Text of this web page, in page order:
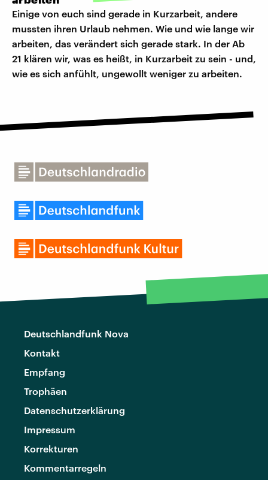
Einige von euch sind gerade in Kurzarbeit, andere
mussten ihren Urlaub nehmen. Wie und wie lange wir
arbeiten, das verändert sich gerade stark. In der Ab
21 klären wir, was es heißt, in Kurzarbeit zu sein - und,
wie es sich anfühlt, ungewollt weniger zu arbeiten.
Deutschlandfunk Nova
Kontakt
Empfang
Trophäen
Datenschutzerklärung
Impressum
Korrekturen
Kommentarregeln